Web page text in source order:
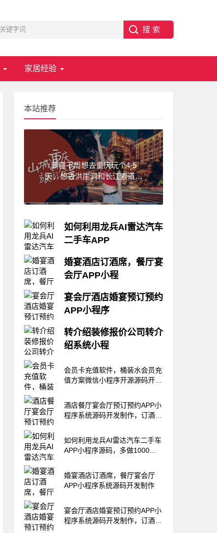
家居经验
本站推荐
新疆下周想去重庆玩个4-5
天，想去洪崖洞和长江索道，
武隆天坑,求一份重庆旅游攻
略！费用不要太高?
如何利用龙兵AI雷达汽车
二手车APP
龙兵科技，自主研发，专注小程
序app开发，欢迎交流：
guocingertong新车二手车老
有100个员工，每个员工手机里
面有1000个潜在微信客户，那
么你们就拥有十万个潜在客户资
源。那么这些潜在客户资源能不
能成交
婚宴酒店订酒席，餐厅宴
会厅APP小程
宴会厅应该做一个什么样的宴会
厅预定小程序？除了满足基础的
宴会厅预定功能，更加重要的是
的老板科学决策，比如通过数据
洞察客户的需求，通过数据监督
员工的推广和执行，通过数据监
宴会的预约系统
宴会厅酒店婚宴预订预约
APP小程序
龙兵科技，自主研发，源码交
付，专注软件研发10年，各行业
源码齐全，欢迎合作应该做一个
仅仅只是基础的宴会厅预定和菜
品展示功能。更加重要的是可以
帮助我们去引流拓客，管理和跟
大我们的私域流量
转介绍装修报价公司转介
绍系统小程
序app开发：guocingertong想
让你的客户疯狂的帮你转介绍装
介绍效果比你好？如果你再不做
出改变。，那么你的客户都将变
成别人的客户！装修公司你离做
统。
会员卡充值软件，桶装水会员充
值方案微信小程序开源源码开发
酒店餐厅宴会厅预订预约APP小
程序系统源码开发制作，订酒席
如何利用龙兵AI雷达汽车二手车
APP小程序源码，多做1000万
婚宴酒店订酒席，餐厅宴会厅
APP小程序系统源码开发制作
宴会厅酒店婚宴预订预约APP小
程序系统源码开发制作，订酒席